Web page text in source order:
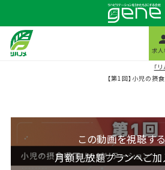
求人
「
【第1回】小児の摂
この動画を視聴す
月額見放題プランへご加